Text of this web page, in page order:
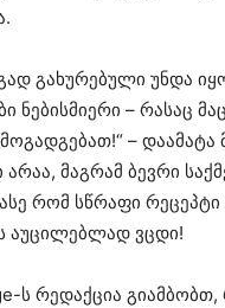
გახურებული უნდა
ნებისმიერი – რასაც
– დაამატა
არაა, მაგრამ ბევრი
რომ სწრაფი რეცეპტი
აუცილებლად ვცდი!
ს რედაქცია